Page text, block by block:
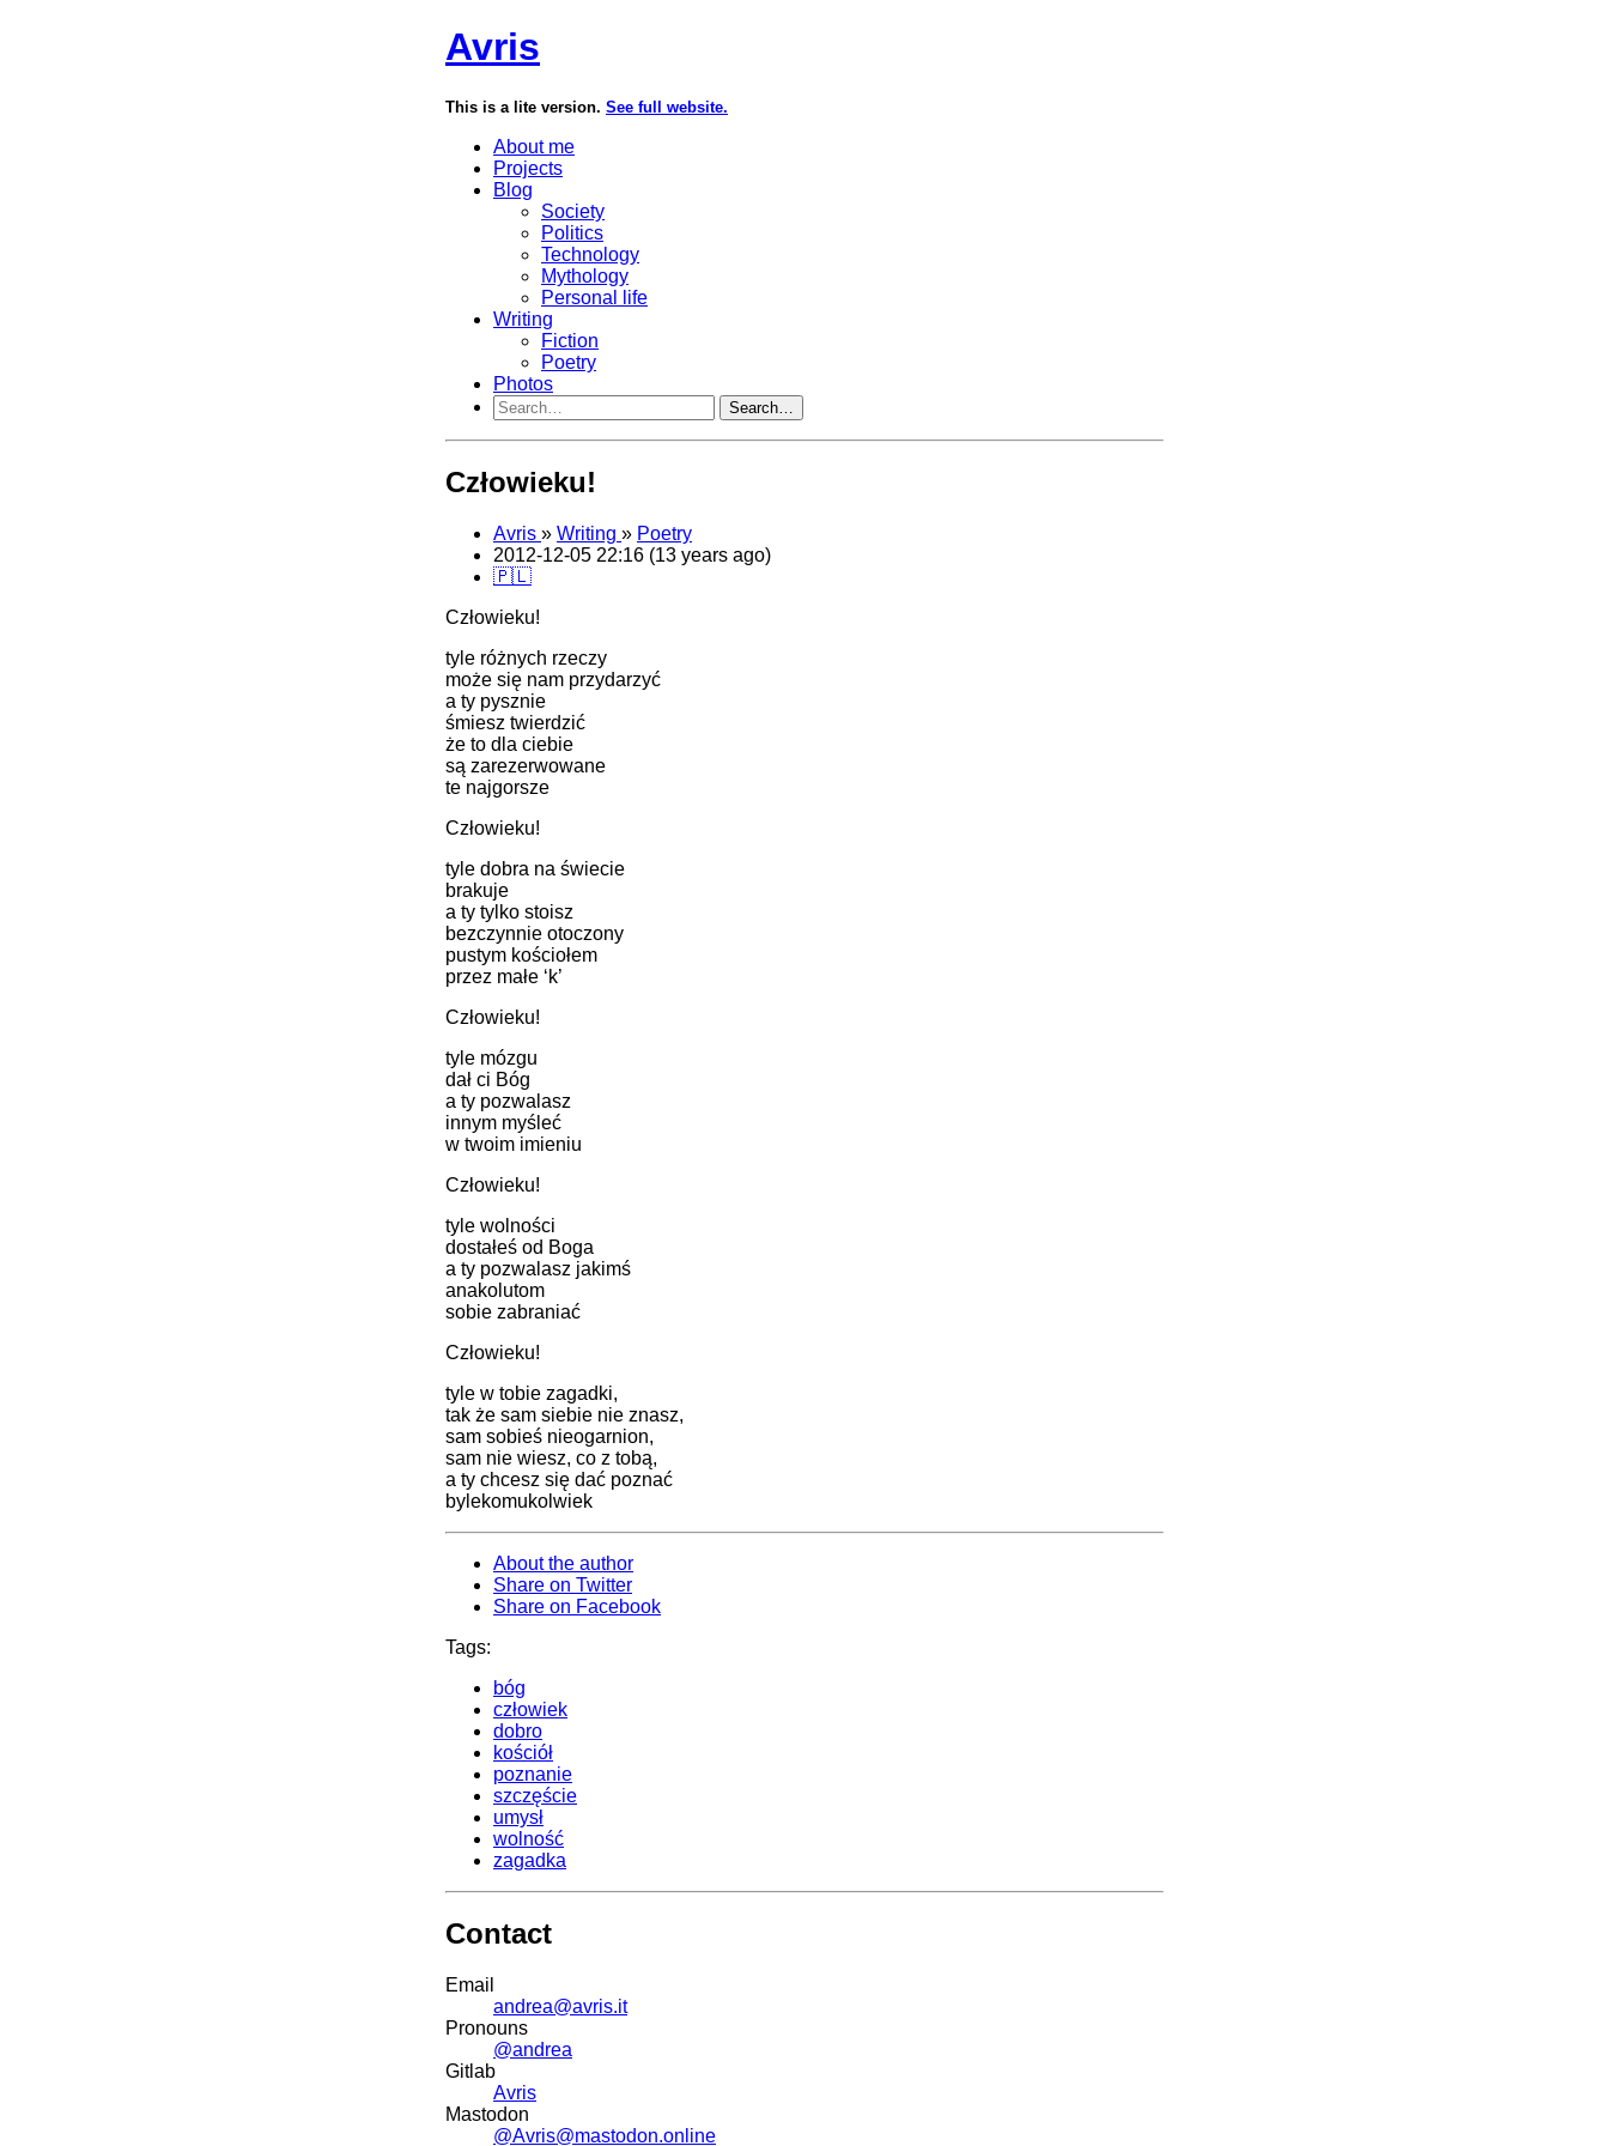
Avris
This is a lite version. See full website.
About me
Projects
Blog
Society
Politics
Technology
Mythology
Personal life
Writing
Fiction
Poetry
Photos
Search…
Człowieku!
Avris » Writing » Poetry
2012-12-05 22:16 (13 years ago)
🇵🇱
Człowieku!
tyle różnych rzeczy
może się nam przydarzyć
a ty pysznie
śmiesz twierdzić
że to dla ciebie
są zarezerwowane
te najgorsze
Człowieku!
tyle dobra na świecie
brakuje
a ty tylko stoisz
bezczynnie otoczony
pustym kościołem
przez małe ‘k’
Człowieku!
tyle mózgu
dał ci Bóg
a ty pozwalasz
innym myśleć
w twoim imieniu
Człowieku!
tyle wolności
dostałeś od Boga
a ty pozwalasz jakimś
anakolutom
sobie zabraniać
Człowieku!
tyle w tobie zagadki,
tak że sam siebie nie znasz,
sam sobieś nieogarnion,
sam nie wiesz, co z tobą,
a ty chcesz się dać poznać
bylekomukolwiek
About the author
Share on Twitter
Share on Facebook
Tags:
bóg
człowiek
dobro
kościół
poznanie
szczęście
umysł
wolność
zagadka
Contact
Email
andrea@avris.it
Pronouns
@andrea
Gitlab
Avris
Mastodon
@Avris@mastodon.online